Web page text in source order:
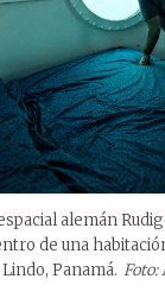
alemán
de una
Panamá. Foto: